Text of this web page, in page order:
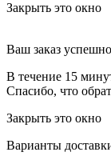
Закрыть это окно
Ваш заказ
В течение 15
Спасибо, что
Закрыть это окно
Варианты